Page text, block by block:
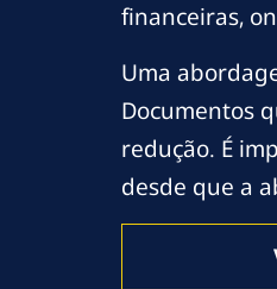
financeiras,
Uma
Documentos
redução. É
desde que a